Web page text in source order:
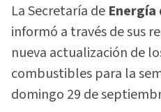
La Secretaría de Energía
informó a través de sus
nueva actualización de
combustibles para la
domingo 29 de